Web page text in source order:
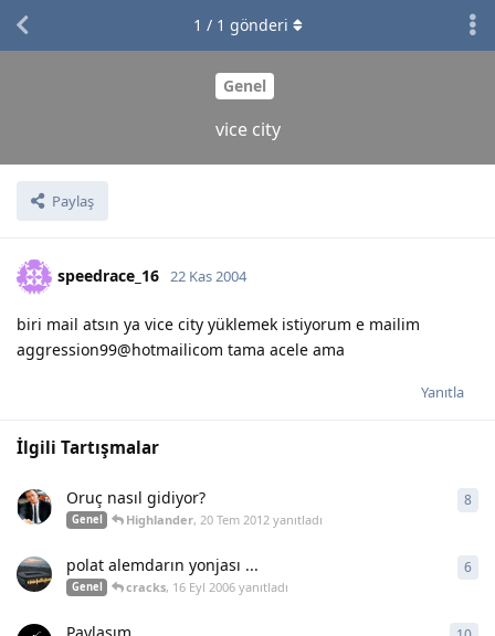
Genel
vice city
Paylaş
1 / 1 gönderi
speedrace_16 22 Kas 2004
biri mail atsın ya vice city yüklemek istiyorum e mailim
aggression99@hotmailicom tama acele ama
Yanıtla
İlgili Tartışmalar
Oruç nasıl gidiyor?
Genel Highlander,20 Tem 2012 yanıtladı
8
polat alemdarın yonjası ...
Genel cracks, 16 Eyl 2006 yanıtladı
6